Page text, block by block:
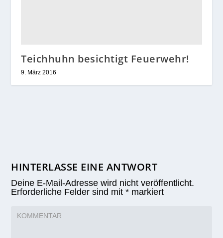
Teichhuhn besichtigt Feuerwehr!
9. März 2016
HINTERLASSE EINE ANTWORT
Deine E-Mail-Adresse wird nicht veröffentlicht.
Erforderliche Felder sind mit* markiert